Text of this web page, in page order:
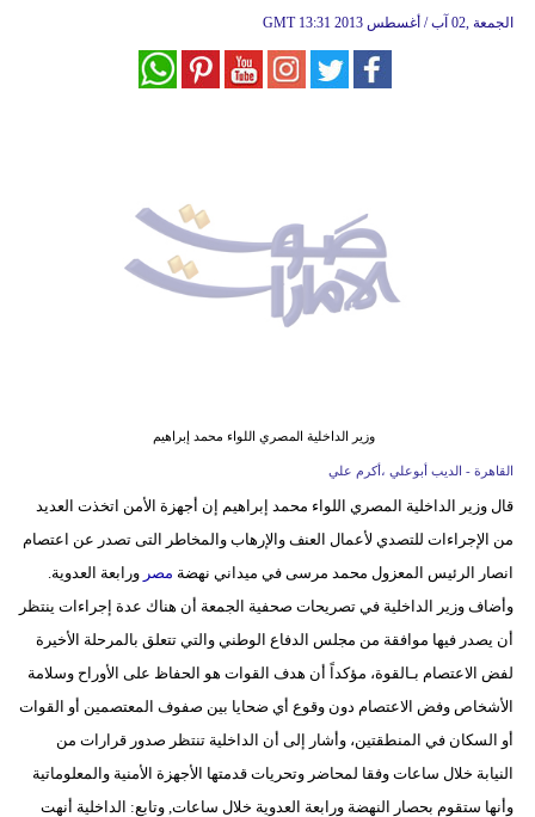
علوم
وتكنولوجيا
بيئة
مدوَّنات
فيديو
GMT 13:31 2013 الجمعة ,02 آب / أغسطس
وزير الداخلية المصري اللواء محمد إبراهيم
القاهرة - الديب أبوعلي ،أكرم علي
قال وزير الداخلية المصري اللواء محمد إبراهيم إن أجهزة الأمن اتخذت العديد
من الإجراءات للتصدي لأعمال العنف والإرهاب والمخاطر التى تصدر عن اعتصام
انصار الرئيس المعزول محمد مرسى في ميداني نهضة مصر ورابعة العدوية.
وأضاف وزير الداخلية في تصريحات صحفية الجمعة أن هناك عدة إجراءات ينتظر
أن يصدر فيها موافقة من مجلس الدفاع الوطني والتي تتعلق بالمرحلة الأخيرة
لفض الاعتصام بـالقوة، مؤكداً أن هدف القوات هو الحفاظ على الأوراح وسلامة
الأشخاص وفض الاعتصام دون وقوع أي ضحايا بين صفوف المعتصمين أو القوات
أو السكان في المنطقتين، وأشار إلى أن الداخلية تنتظر صدور قرارات من
النيابة خلال ساعات وفقا لمحاضر وتحريات قدمتها الأجهزة الأمنية والمعلوماتية
وأنها ستقوم بحصار النهضة ورابعة العدوية خلال ساعات, وتابع: الداخلية أنهت